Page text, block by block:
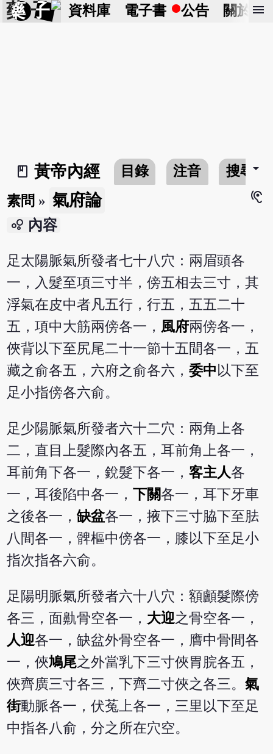
藥 子 資料庫 電子書 公告 關於 menu
book_2
黃帝內經 目錄 注音 搜尋arrow_drop_down
素問 » 氣府論
hearing
bubble_chart 內容
足太陽脈氣所發者七十八穴：兩眉頭各
一，入髮至項三寸半，傍五相去三寸，其
浮氣在皮中者凡五行，行五，五五二十
五，項中大筋兩傍各一， 風府兩傍各一，
俠背以下至尻尾二十一節十五間各一，五
藏之俞各五，六府之俞各六，委中以下至
足小指傍各六俞。
足少陽脈氣所發者六十二穴：兩角上各
二，直目上髮際內各五，耳前角上各一，
耳前角下各一，銳髮下各一，客主人各
一，耳後陷中各一，下關各一，耳下牙車
之後各一，缺盆各一，掖下三寸脇下至胠
八間各一，髀樞中傍各一，膝以下至足小
指次指各六俞。
足陽明脈氣所發者六十八穴：額顱髮際傍
各三，面鼽骨空各一， 大迎之骨空各一，
人迎各一，缺盆外骨空各一，膺中骨間各
一，俠鳩尾之外當乳下三寸俠胃脘各五，
俠齊廣三寸各三，下齊二寸俠之各三。氣
街動脈各一，伏菟上各一，三里以下至足
中指各八俞，分之所在穴空。